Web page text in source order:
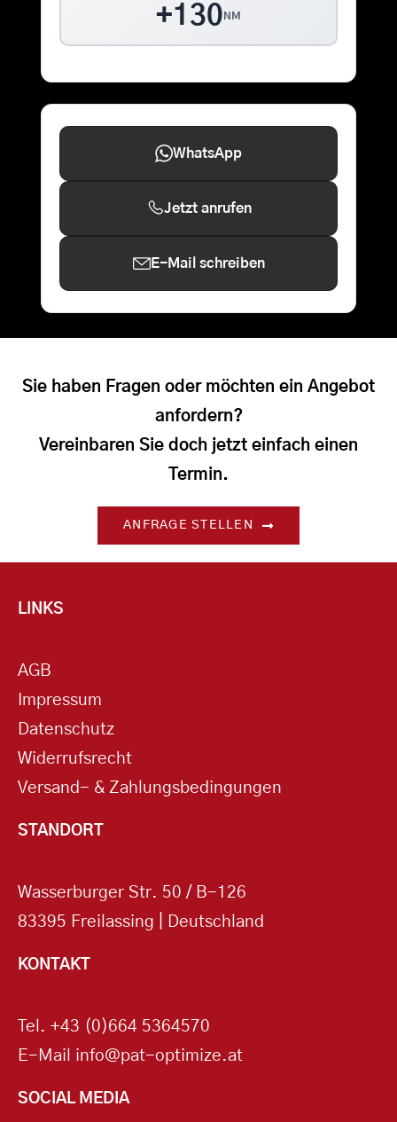
+130 NM
WhatsApp
Jetzt anrufen
E-Mail schreiben
Sie haben Fragen oder möchten ein Angebot
anfordern?
Vereinbaren Sie doch jetzt einfach einen
Termin.
ANFRAGE STELLEN
LINKS
AGB
Impressum
Datenschutz
Widerrufsrecht
Versand- & Zahlungsbedingungen
STANDORT
Wasserburger Str. 50 / B-126
83395 Freilassing | Deutschland
KONTAKT
Tel. +43 (0)664 5364570
E-Mail info@pat-optimize.at
SOCIAL MEDIA